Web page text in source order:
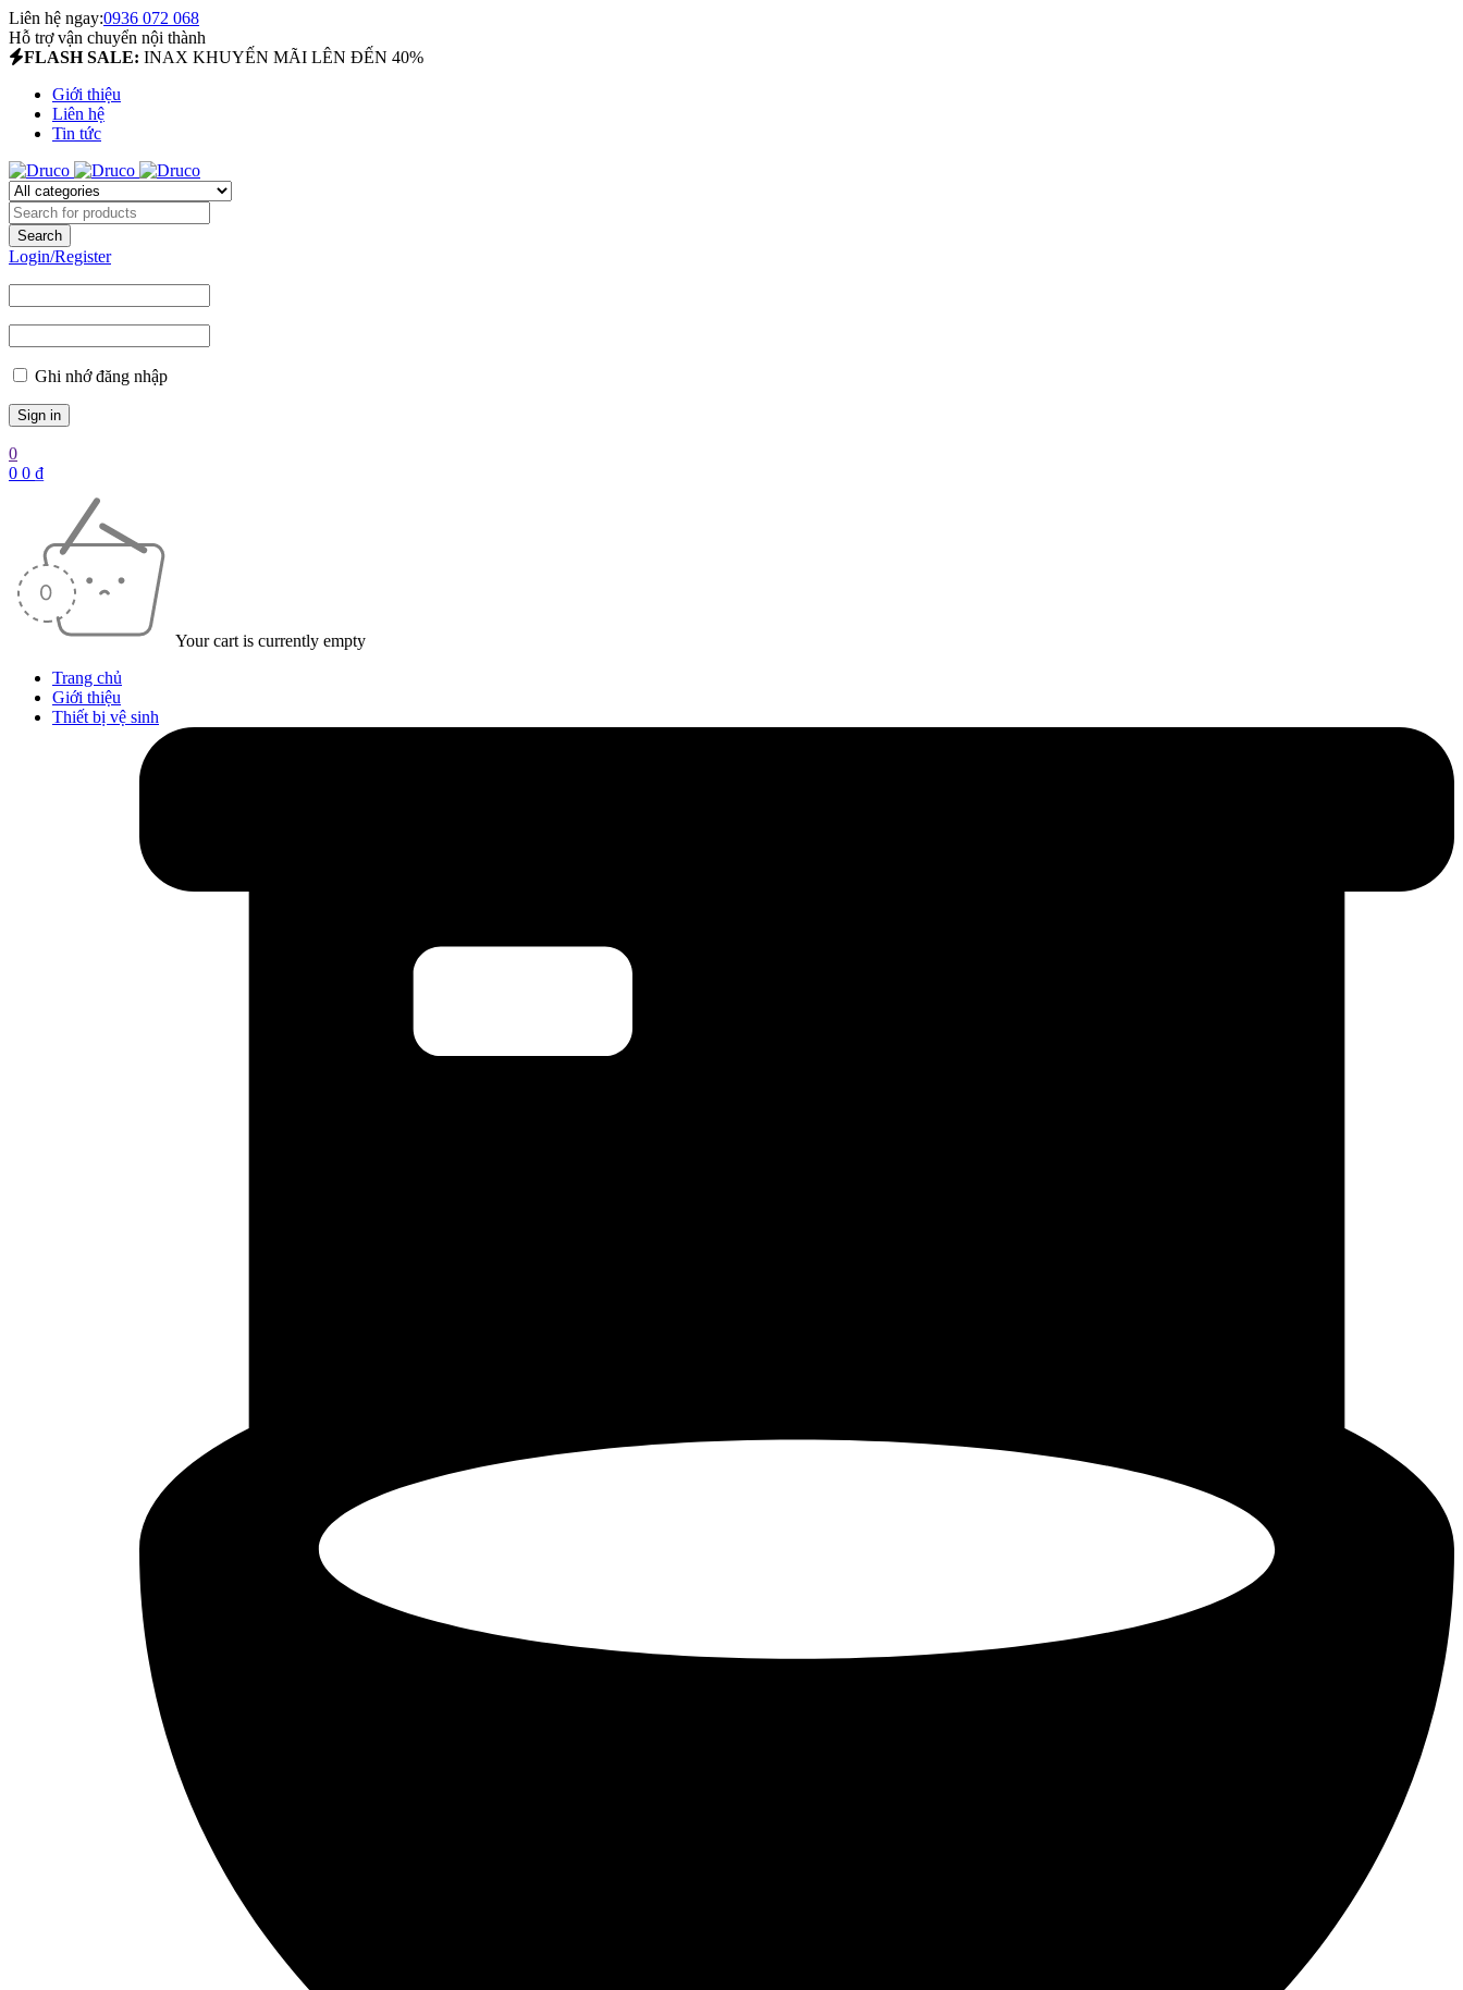
Liên hệ ngay:0936 072 068
Hỗ trợ vận chuyển nội thành
FLASH SALE: INAX KHUYẾN MÃI LÊN ĐẾN 40%
Giới thiệu
Liên hệ
Tin tức
Login/Register
Ghi nhớ đăng nhập
0
0 0 ₫
Your cart is currently empty
Trang chủ
Giới thiệu
Thiết bị vệ sinh